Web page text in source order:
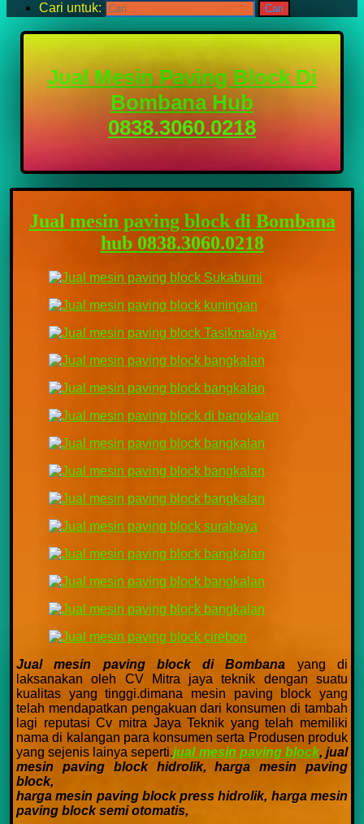
Cari untuk:
Jual Mesin Paving Block Di
Bombana Hub
0838.3060.0218
Jual mesin paving block di Bombana
hub 0838.3060.0218
Jual mesin paving block di Bombana yang di
laksanakan oleh CV Mitra jaya teknik dengan suatu
kualitas yang tinggi.dimana mesin paving block yang
telah mendapatkan pengakuan dari konsumen di tambah
lagi reputasi Cv mitra Jaya Teknik yang telah memiliki
nama di kalangan para konsumen serta Produsen produk
yang sejenis lainya seperti.jual mesin paving block,jual
mesin paving block hidrolik,harga mesin paving
block,
harga mesin paving block press hidrolik, harga mesin
paving block semi otomatis,